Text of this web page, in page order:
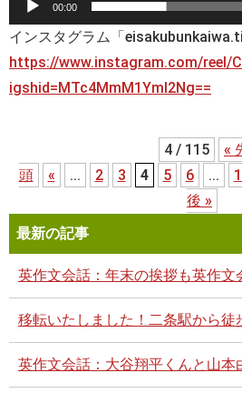
00:00
インスタグラム「
https://www.instagram.com/reel/
igshid=MTc4MmM1YmI2Ng==
4 / 115
«
頭
« ... 2 3 4 5 6 ...
後 »
最新の記事
英作文会話：年末の挨拶も英作文
移転いたしました！二条駅から徒
英作文会話：大谷翔平くんと山本